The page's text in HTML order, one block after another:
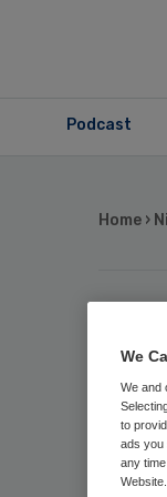
Podcast
Home ›
We
We and
to
ads you
any